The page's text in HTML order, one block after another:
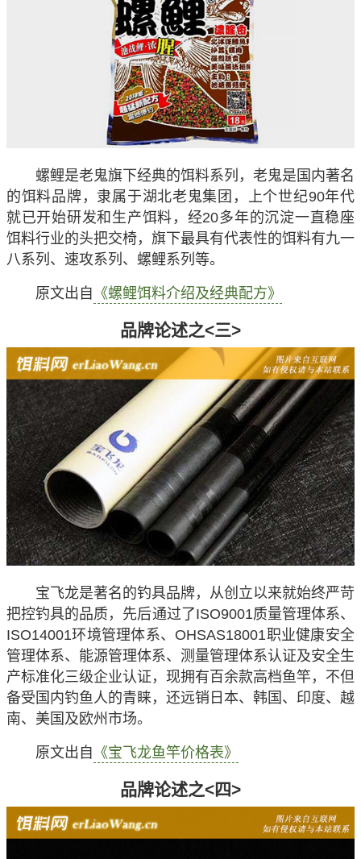
螺鲤是老鬼旗下经典的饵料系列，老鬼是国内著名
的饵料品牌，隶属于湖北老鬼集团，上个世纪90年代
就已开始研发和生产饵料，经20多年的沉淀一直稳座
饵料行业的头把交椅，旗下最具有代表性的饵料有九一
八系列、速攻系列、螺鲤系列等。
原文出自 《螺鲤饵料介绍及经典配方》
品牌论述之<三>
宝飞龙是著名的钓具品牌，从创立以来就始终严苛
把控钓具的品质，先后通过了ISO9001质量管理体系、
ISO14001环境管理体系、OHSAS18001职业健康安全
管理体系、能源管理体系、测量管理体系认证及安全生
产标准化三级企业认证，现拥有百余款高档鱼竿，不但
备受国内钓鱼人的青睐，还远销日本、韩国、印度、越
南、美国及欧州市场。
原文出自 《宝飞龙鱼竿价格表》
品牌论述之<四>